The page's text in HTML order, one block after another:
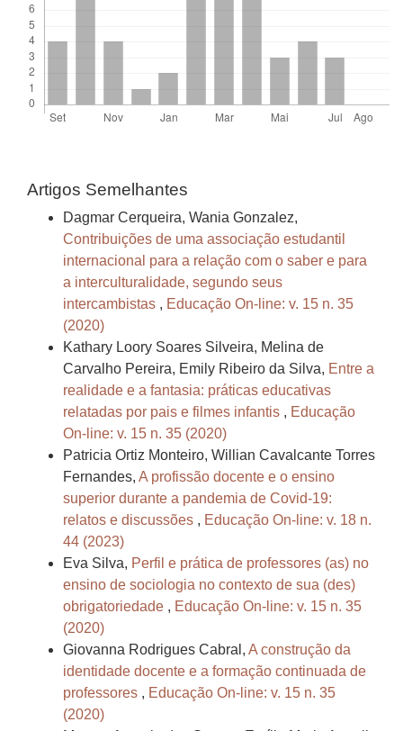
Artigos Semelhantes
Dagmar Cerqueira, Wania Gonzalez,
Contribuições de uma associação estudantil
internacional para a relação com o saber e para
a interculturalidade, segundo seus
intercambistas , Educação On-line: v. 15 n. 35
(2020)
Kathary Loory Soares Silveira, Melina de
Carvalho Pereira, Emily Ribeiro da Silva, Entre a
realidade e a fantasia: práticas educativas
relatadas por pais e filmes infantis , Educação
On-line: v. 15 n. 35 (2020)
Patricia Ortiz Monteiro, Willian Cavalcante Torres
Fernandes, A profissão docente e o ensino
superior durante a pandemia de Covid-19:
relatos e discussões , Educação On-line: v. 18 n.
44 (2023)
Eva Silva, Perfil e prática de professores (as) no
ensino de sociologia no contexto de sua (des)
obrigatoriedade , Educação On-line: v. 15 n. 35
(2020)
Giovanna Rodrigues Cabral, A construção da
identidade docente e a formação continuada de
professores , Educação On-line: v. 15 n. 35
(2020)